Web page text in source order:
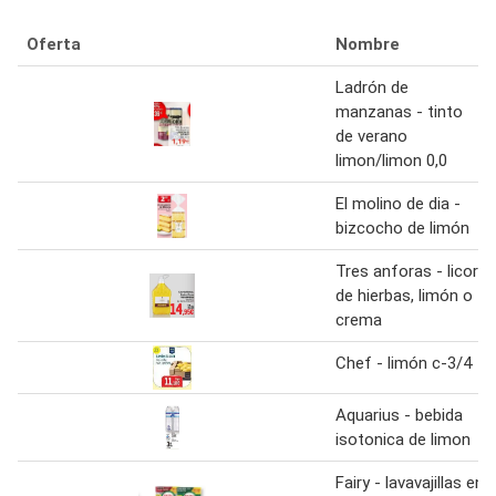
Oferta Nombre
Ladrón de
manzanas - tinto
de verano
limon/limon 0,0
El molino de dia -
bizcocho de limón
Tres anforas - licor
de hierbas, limón o
crema
Chef - limón c-3/4
Aquarius - bebida
isotonica de limon
Fairy - lavavajillas en